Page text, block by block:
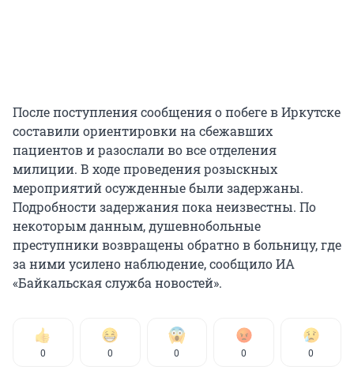
После поступления сообщения о побеге в Иркутске
составили ориентировки на сбежавших
пациентов и разослали во все отделения
милиции. В ходе проведения розыскных
мероприятий осужденные были задержаны.
Подробности задержания пока неизвестны. По
некоторым данным, душевнобольные
преступники возвращены обратно в больницу, где
за ними усилено наблюдение, сообщило ИА
«Байкальская служба новостей».
0 0 0 0 0